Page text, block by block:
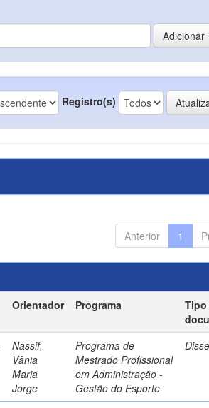
Registro(s)
Anterior 1
Orientador Programa
Tipo
Nassif,
Vânia
Maria
Jorge
Programa de
Mestrado Profissional
em Administração -
Gestão do Esporte